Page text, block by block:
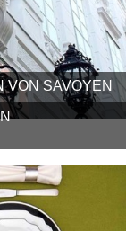
VON SAVOYEN